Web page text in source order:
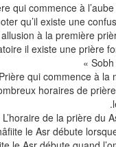
qui commence à
qu’il existe une
à la première
il existe une prière
qui commence à
horaires de
de la prière du
le Asr débute